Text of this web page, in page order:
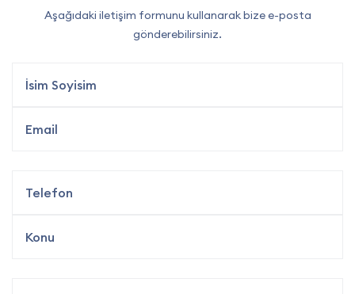
Aşağıdaki iletişim formunu kullanarak bize e-posta
gönderebilirsiniz.